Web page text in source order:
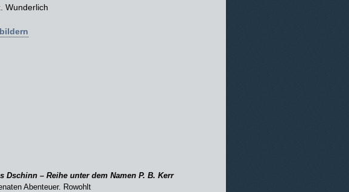
Wunderlich
Dschinn – Reihe unter dem Namen P. B. Kerr
Abenteuer. Rowohlt